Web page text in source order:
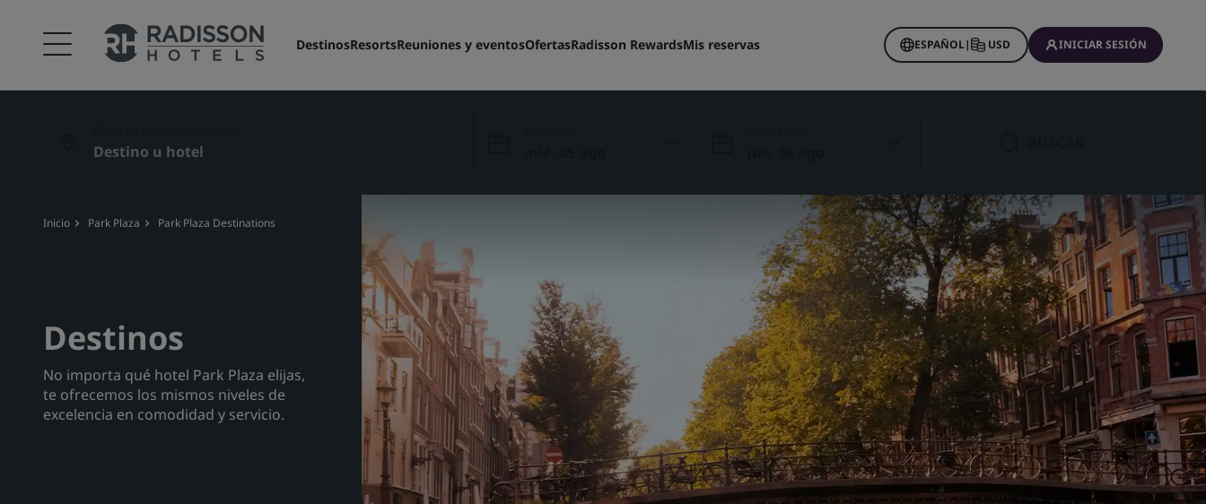
DestinosResortsReuniones y eventosOfertasRadisson RewardsMis reservas ESPAÑOL| USD INICIAR SESIÓN
Inicio Park Plaza Park Plaza Destinations
Destinos
No importa qué hotel Park Plaza elijas,
te ofrecemos los mismos niveles de
excelencia en comodidad y servicio.